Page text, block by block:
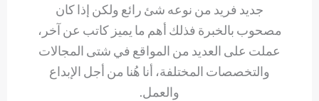
جديد فريد من نوعه شئ رائع ولكن إذا كان
مصحوب بالخبرة فذلك أهم ما يميز كاتب عن آخر،
عملت على العديد من المواقع في شتى المجالات
والتخصصات المختلفة، أنا هُنا من أجل الإبداع
والعمل.